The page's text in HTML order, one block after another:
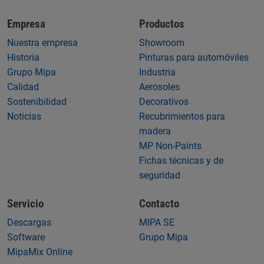
Empresa
Nuestra empresa
Historia
Grupo Mipa
Calidad
Sostenibilidad
Noticias
Productos
Showroom
Pinturas para automóviles
Industria
Aerosoles
Decorativos
Recubrimientos para
madera
MP Non-Paints
Fichas técnicas y de
seguridad
Servicio
Descargas
Software
MipaMix Online
Contacto
MIPA SE
Grupo Mipa